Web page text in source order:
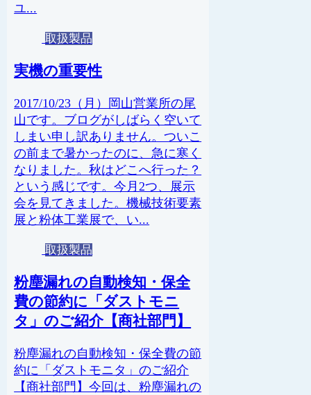
ユ...
取扱製品
実機の重要性
2017/10/23（月）岡山営業所の尾
山です。ブログがしばらく空いて
しまい申し訳ありません。ついこ
の前まで暑かったのに、急に寒く
なりました。秋はどこへ行った？
という感じです。今月2つ、展示
会を見てきました。機械技術要素
展と粉体工業展で、い...
取扱製品
粉塵漏れの自動検知・保全
費の節約に「ダストモニ
タ」のご紹介【商社部門】
粉塵漏れの自動検知・保全費の節
約に「ダストモニタ」のご紹介
【商社部門】今回は、粉塵漏れの